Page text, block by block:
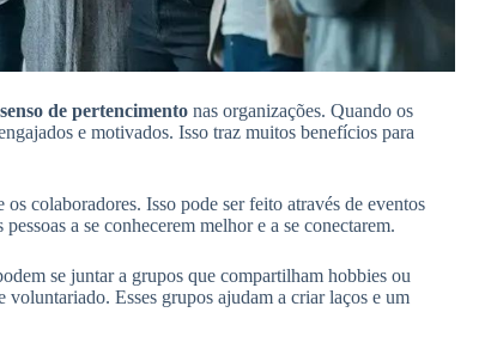
senso de pertencimento nas organizações. Quando os
e motivados. Isso traz muitos benefícios para
colaboradores. Isso pode ser feito através de eventos
a se conhecerem melhor e a se conectarem.
se juntar a grupos que compartilham hobbies ou
voluntariado. Esses grupos ajudam a criar laços e um